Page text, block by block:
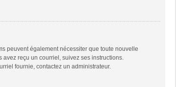
peuvent également nécessiter que toute nouvelle
reçu un courriel, suivez ses instructions.
fournie, contactez un administrateur.